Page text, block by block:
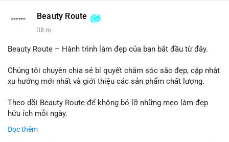
Beauty Route
38 m
Beauty Route – Hành trình làm đẹp của bạn bắt đầu từ đây.
Chúng tôi chuyên chia sẻ bí quyết chăm sóc sắc đẹp, cập nhật
xu hướng mới nhất và giới thiệu các sản phẩm chất lượng.
Theo dõi Beauty Route để không bỏ lỡ những mẹo làm đẹp
hữu ích mỗi ngày.
Đọc thêm